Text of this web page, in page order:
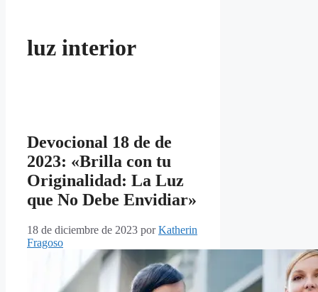
luz interior
Devocional 18 de de
2023: «Brilla con tu
Originalidad: La Luz
que No Debe Envidiar»
18 de diciembre de 2023 porKatherin
Fragoso